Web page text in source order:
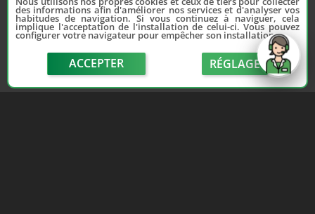
des informations afin d'améliorer nos services et d'analyser vos
habitudes de navigation. Si vous continuez à naviguer, cela
implique l'acceptation de l'installation de celui-ci. Vous pouvez
configurer votre navigateur pour empêcher son installation.
ACCEPTER RÉGLAGE